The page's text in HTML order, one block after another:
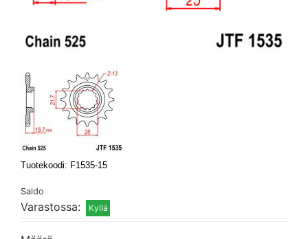
Tuotekoodi: F1535-15
Saldo
Varastossa: